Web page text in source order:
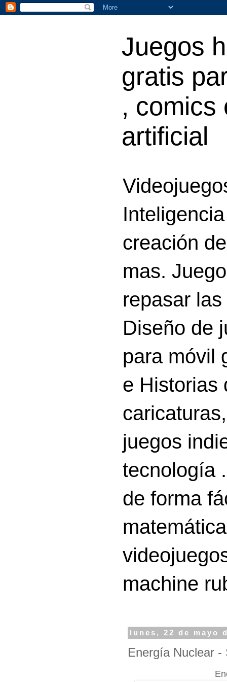
Juegos
gratis
, comics
artificial
creación
mas.
repasar
Diseño de
para móvil
e Historias
juegos
tecnología
de forma
machine
lunes, 22 de mayo
Energía Nuclear -